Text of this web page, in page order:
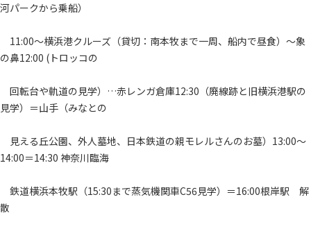
河パークから乗船）
11:00～横浜港クルーズ（貸切：南本牧まで一周、船内で昼食）～象
の鼻12:00 (トロッコの
回転台や軌道の見学）…赤レンガ倉庫12:30（廃線跡と旧横浜港駅の
見学）＝山手（みなとの
見える丘公園、外人墓地、日本鉄道の親モレルさんのお墓）13:00～
14:00＝14:30 神奈川臨海
鉄道横浜本牧駅（15:30まで蒸気機関車C56見学）＝16:00根岸駅 解
散